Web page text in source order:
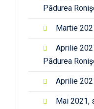
Pădurea
Martie
Aprilie
Pădurea
Aprilie
Mai 2021,